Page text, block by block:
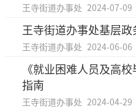
王寺街道办事处 2024-07-09
王寺街道办事处基层
王寺街道办事处 2024-06-06
《就业困难人员及高
指南
王寺街道办事处 2024-04-29